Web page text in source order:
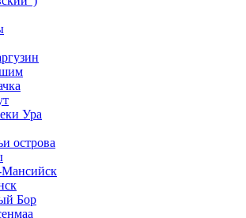
Ура
острова
Бор